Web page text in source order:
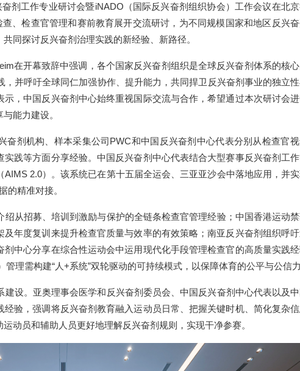
剂工作专业研讨会暨iNADO（国际反兴奋剂组织协会）工作会议在北京
、检查官管理和赛前教育展开交流研讨，为不同规模国家和地区反兴
同探讨反兴奋剂治理实践的新经验、新路径。
在开幕致辞中强调，各个国家反兴奋剂组织是全球反兴奋剂体系的核心
并呼吁全球同仁加强协作、提升能力，共同捍卫反兴奋剂事业的独立
，中国反兴奋剂中心始终重视国际交流与合作，希望通过本次研讨会
能力建设。
奋剂机构、样本采集公司PWC和中国反兴奋剂中心代表分别从检查官
践等方面分享经验。中国反兴奋剂中心代表结合大型赛事反兴奋剂工作
2.0）。该系统已在第十五届全运会、三亚亚沙会中落地应用，并
的精准对接。
从招募、培训到激励与保护的全链条检查官管理经验；中国香港运动禁
年度复训来提升检查官质量与效率的有效策略；南亚反兴奋剂组织呼
中心分享在综合性运动会中运用现代化手段管理检查官的高质量实践
理需构建“人+系统”双轮驱动的可持续模式，以保障体育的公平与公信力
设。亚奥理事会医学和反兴奋剂委员会、中国反兴奋剂中心代表以及
验，强调将反兴奋剂教育融入运动员日常、把握关键时机、简化复杂
动员和辅助人员更好地理解反兴奋剂规则，实现干净参赛。